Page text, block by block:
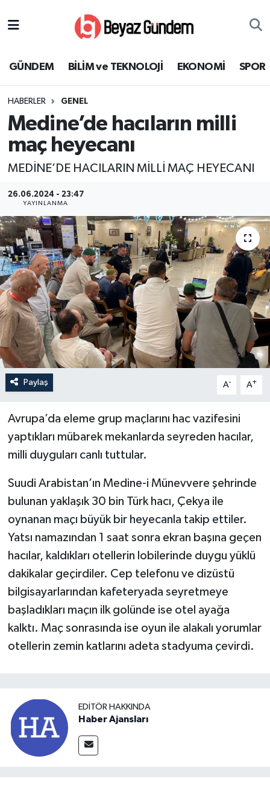
GÜNDEM BİLİM ve TEKNOLOJİ EKONOMİ SPOR
HABERLER GENEL
Medine’de hacıların milli
maç heyecanı
MEDİNE’DE HACILARIN MİLLİ MAÇ HEYECANI
26.06.2024 - 23:47
YAYINLANMA
Paylaş A- A+
Avrupa’da eleme grup maçlarını hac vazifesini
yaptıkları mübarek mekanlarda seyreden hacılar,
milli duyguları canlı tuttular.
Suudi Arabistan’ın Medine-i Münevvere şehrinde
bulunan yaklaşık 30 bin Türk hacı, Çekya ile
oynanan maçı büyük bir heyecanla takip ettiler.
Yatsı namazından 1 saat sonra ekran başına geçen
hacılar, kaldıkları otellerin lobilerinde duygu yüklü
dakikalar geçirdiler. Cep telefonu ve dizüstü
bilgisayarlarından kafeteryada seyretmeye
başladıkları maçın ilk golünde ise otel ayağa
kalktı. Maç sonrasında ise oyun ile alakalı yorumlar
otellerin zemin katlarını adeta stadyuma çevirdi.
EDITÖR HAKKINDA
Haber Ajansları
EKONOMİ
SPOR
SAĞLIK
EĞİTİM
KÜLTÜR SANAT
MAGAZİN
YEREL
Süper Lig Puan Durumu ve Fikstür
Tüm Manşetler
Son Dakika Haberleri
Haber Arşivi